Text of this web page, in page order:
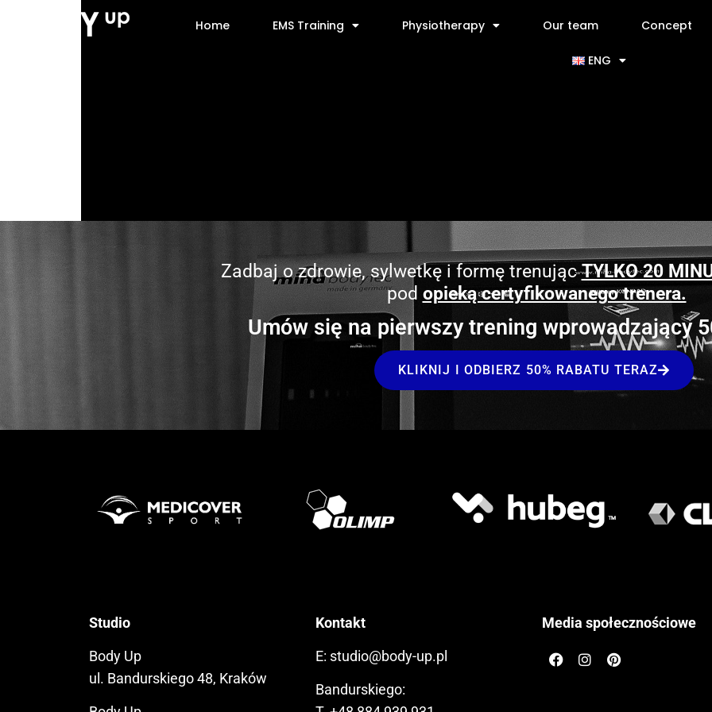
Home EMS Training Physiotherapy Our team Concept
ENG
Zadbaj o zdrowie, sylwetkę i formę trenującTYLKO 20
pod opieką certyfikowanego trenera.
Umów się na pierwszy trening wprowadzający
KLIKNIJ I ODBIERZ 50% RABATU TERAZ
Studio
Body Up
ul. Bandurskiego 48, Kraków
Kontakt
E: studio@body-up.pl
Bandurskiego:
Media społecznościowe